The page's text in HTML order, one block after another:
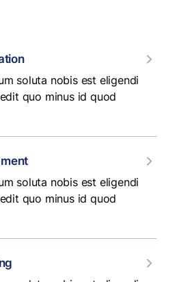
soluta nobis est eligendi
quo minus id quod
soluta nobis est eligendi
quo minus id quod